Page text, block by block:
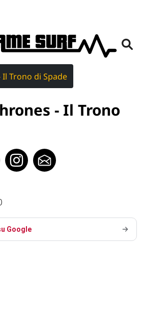
Trono di Spade
- Il Trono
Google